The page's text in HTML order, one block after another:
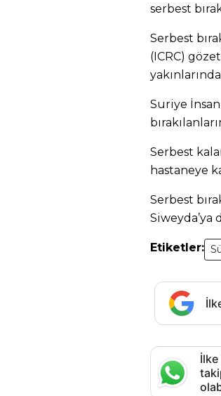
serbest
Serbest
(ICRC)
Suriye
Serbest
hastaneye
Serbest
Siweyda’ya
Etiketler: